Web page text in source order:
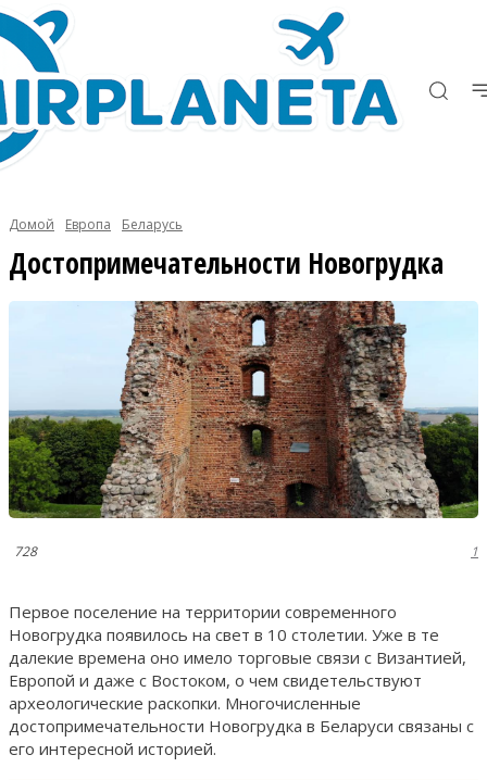
Домой Европа Беларусь
Достопримечательности Новогрудка
728 1
Первое поселение на территории современного
Новогрудка появилось на свет в 10 столетии. Уже в те
далекие времена оно имело торговые связи с Византией,
Европой и даже с Востоком, о чем свидетельствуют
археологические раскопки. Многочисленные
достопримечательности Новогрудка в Беларуси связаны с
его интересной историей.